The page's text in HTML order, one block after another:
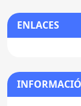
ENLACES